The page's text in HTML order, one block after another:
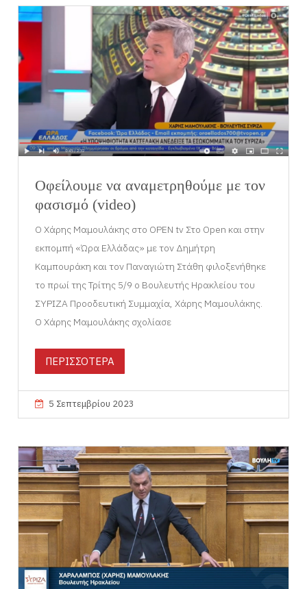
Οφείλουμε να αναμετρηθούμε με τον
φασισμό (video)
Ο Χάρης Μαμουλάκης στο OPEN tv Στο Open και στην
εκπομπή «Ώρα Ελλάδας» με τον Δημήτρη
Καμπουράκη και τον Παναγιώτη Στάθη φιλοξενήθηκε
το πρωί της Τρίτης 5/9 ο Βουλευτής Ηρακλείου του
ΣΥΡΙΖΑ Προοδευτική Συμμαχία, Χάρης Μαμουλάκης.
Ο Χάρης Μαμουλάκης σχολίασε
ΠΕΡΙΣΣΟΤΕΡΑ
5 Σεπτεμβρίου 2023